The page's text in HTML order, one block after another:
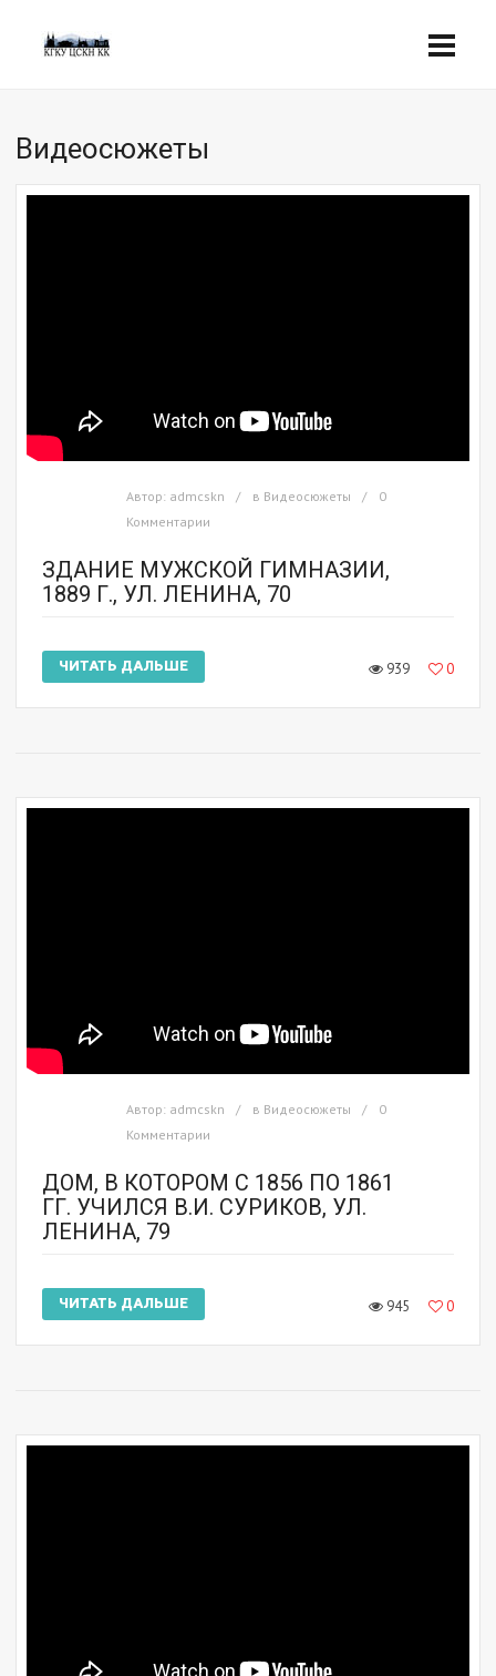
Видеосюжеты
Автор: admcskn в Видеосюжеты
0
Комментарии
ЗДАНИЕ МУЖСКОЙ ГИМНАЗИИ,
1889 Г., УЛ. ЛЕНИНА, 70
ЧИТАТЬ ДАЛЬШЕ 939 0
Автор: admcskn в Видеосюжеты
0
Комментарии
ДОМ, В КОТОРОМ С 1856 ПО 1861
ГГ. УЧИЛСЯ В.И. СУРИКОВ, УЛ.
ЛЕНИНА, 79
ЧИТАТЬ ДАЛЬШЕ 945 0